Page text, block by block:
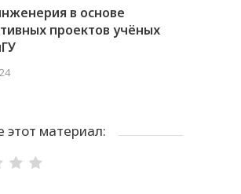
в основе
проектов учёных
этот материал: